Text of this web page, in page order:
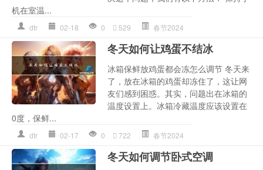
机在室温...
dtr 02-18 0 529 春节2024
冬天如何让鸡蛋不结冰
冰箱保鲜放鸡蛋都会冻怎么调节 冬天来
了，放在冰箱的鸡蛋却冻住了，这让网
友们感到困惑。其实，问题出在冰箱的
温度设置上。冰箱冷藏温度应该设置在
0度，保鲜...
dtr 02-17 0 722 春节2024
冬天如何调节卧式空调